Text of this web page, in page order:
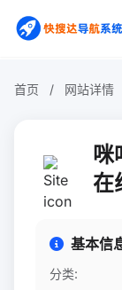
分类排行
首页 / 网站详情
咪
在
基本信
分类: